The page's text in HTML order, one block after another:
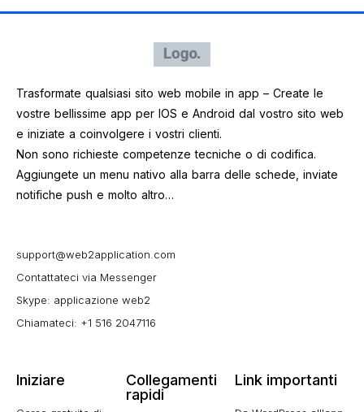
Trasformate qualsiasi sito web mobile in app – Create le
vostre bellissime app per IOS e Android dal vostro sito web
e iniziate a coinvolgere i vostri clienti.
Non sono richieste competenze tecniche o di codifica.
Aggiungete un menu nativo alla barra delle schede, inviate
notifiche push e molto altro…
support@web2application.com
Contattateci via Messenger
Skype: applicazione web2
Chiamateci: +1 516 2047116
Iniziare
Collegamenti
rapidi
Link importanti